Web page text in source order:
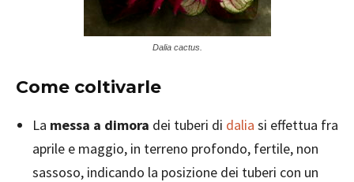
Dalia cactus.
Come coltivarle
La messa a dimora dei tuberi di dalia si effettua fra
aprile e maggio, in terreno profondo, fertile, non
sassoso, indicando la posizione dei tuberi con un